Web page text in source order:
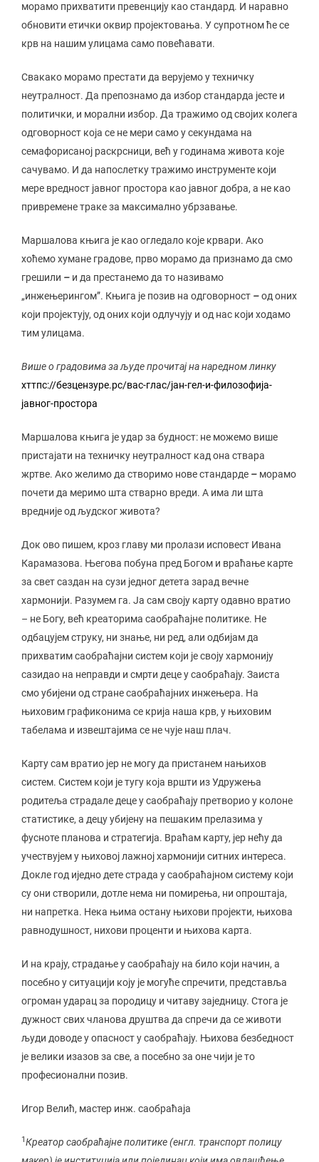
морамо прихватити превенцију као стандард. И наравно
обновити етички оквир пројектовања. У супротном ће се
крв на нашим улицама само повећавати.
Свакако морамо престати да верујемо у техничку
неутралност. Да препознамо да избор стандарда јесте и
политички, и морални избор. Да тражимо од својих колега
одговорност која се не мери само у секундама на
семафорисаној раскрсници, већ у годинама живота које
сачувамо. И да напослетку тражимо инструменте који
мере вредност јавног простора као јавног добра, а не као
привремене траке за максимално убрзавање.
Маршалова књига је као огледало које крвари. Ако
хоћемо хумане градове, прво морамо да признамо да смо
грешили – и да престанемо да то називамо
„инжењерингом”. Књига је позив на одговорност –од оних
који пројектују, од оних који одлучују и од нас који ходамо
тим улицама.
Више о градовима за људе прочитај на наредном линку
хттпс://безцензуре.рс/вас-глас/јан-гел-и-филозофија-
јавног-простора
Маршалова књига је удар за будност: не можемо више
пристајати на техничку неутралност кад она ствара
жртве. Ако желимо да створимо нове стандарде – морамо
почети да меримо шта стварно вреди. А има ли шта
вредније од људског живота?
Док ово пишем, кроз главу ми пролази исповест Ивана
Карамазова. Његова побуна пред Богом и враћање карте
за свет саздан на сузи једног детета зарад вечне
хармонији. Разумем га. Ја сам своју карту одавно вратио
– не Богу, већ креаторима саобраћајне политике. Не
одбацујем струку, ни знање, ни ред, али одбијам да
прихватим саобраћајни систем који је своју хармонију
сазидао на неправди и смрти деце у саобраћају. Заиста
смо убијени од стране саобраћајних инжењера. На
њиховим графиконима се крија наша крв, у њиховим
табелама и извештајима се не чује наш плач.
Карту сам вратио јер не могу да пристанем нањихов
систем. Систем који је тугу која вршти из Удружења
родитеља страдале деце у саобраћају претворио у колоне
статистике, а децу убијену на пешаким прелазима у
фусноте планова и стратегија. Враћам карту, јер нећу да
учествујем у њиховој лажној хармонији ситних интереса.
Докле год иједно дете страда у саобраћајном систему који
су они створили, дотле нема ни помирења, ни опроштаја,
ни напретка. Нека њима остану њихови пројекти, њихова
равнодушност, нихови проценти и њихова карта.
И на крају, страдање у саобраћају на било који начин, а
посебно у ситуацији коју је могуће спречити, представља
огроман ударац за породицу и читаву заједницу. Стога је
дужност свих чланова друштва да спречи да се животи
људи доводе у опасност у саобраћају. Њихова безбедност
је велики изазов за све, а посебно за оне чији је то
професионални позив.
Игор Велић, мастер инж. саобраћаја
1 Креатор саобраћајне политике (енгл. транспорт полицy